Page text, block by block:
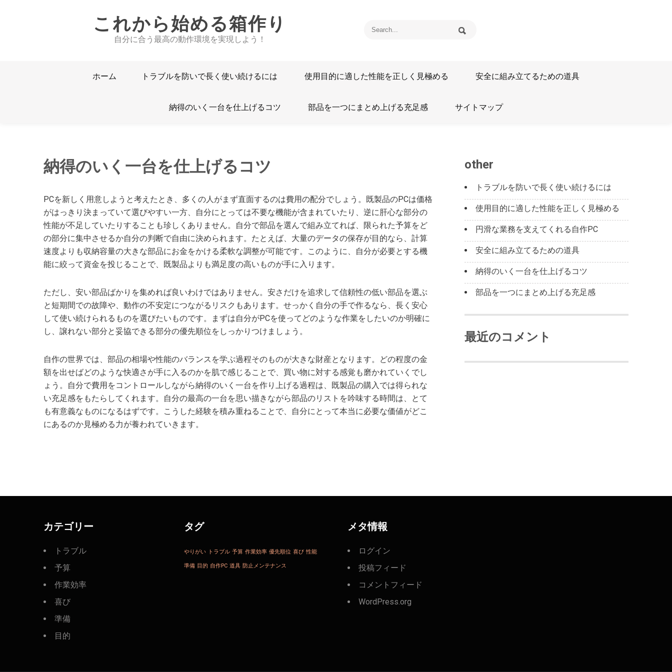
これから始める箱作り
自分に合う最高の動作環境を実現しよう！
ホーム トラブルを防いで長く使い続けるには 使用目的に適した性能を正しく見極める 安全に組み立てるための道具
納得のいく一台を仕上げるコツ 部品を一つにまとめ上げる充足感 サイトマップ
納得のいく一台を仕上げるコツ
PCを新しく用意しようと考えたとき、多くの人がまず直面するのは費用の配分でしょう。既製品のPCは価格
がはっきり決まっていて選びやすい一方、自分にとっては不要な機能が含まれていたり、逆に肝心な部分の
性能が不足していたりすることも珍しくありません。自分で部品を選んで組み立てれば、限られた予算をど
の部分に集中させるか自分の判断で自由に決められます。たとえば、大量のデータの保存が目的なら、計算
速度よりも収納容量の大きな部品にお金をかける柔軟な調整が可能です。このように、自分が必要とする機
能に絞って資金を投じることで、既製品よりも満足度の高いものが手に入ります。
ただし、安い部品ばかりを集めれば良いわけではありません。安さだけを追求して信頼性の低い部品を選ぶ
と短期間での故障や、動作の不安定につながるリスクもあります。せっかく自分の手で作るなら、長く安心
して使い続けられるものを選びたいものです。まずは自分がPCを使ってどのような作業をしたいのか明確に
し、譲れない部分と妥協できる部分の優先順位をしっかりつけましょう。
自作の世界では、部品の相場や性能のバランスを学ぶ過程そのものが大きな財産となります。どの程度の金
額を出せばどのような快適さが手に入るのかを肌で感じることで、買い物に対する感覚も磨かれていくでし
ょう。自分で費用をコントロールしながら納得のいく一台を作り上げる過程は、既製品の購入では得られな
い充足感をもたらしてくれます。自分の最高の一台を思い描きながら部品のリストを吟味する時間は、とて
も有意義なものになるはずです。こうした経験を積み重ねることで、自分にとって本当に必要な価値がどこ
にあるのか見極める力が養われていきます。
other
トラブルを防いで長く使い続けるには
使用目的に適した性能を正しく見極める
円滑な業務を支えてくれる自作PC
安全に組み立てるための道具
納得のいく一台を仕上げるコツ
部品を一つにまとめ上げる充足感
最近のコメント
カテゴリー
トラブル
予算
作業効率
喜び
準備
目的
タグ
やりがい トラブル 予算 作業効率 優先順位 喜び 性能
準備 目的 自作PC 道具 防止メンテナンス
メタ情報
ログイン
投稿フィード
コメントフィード
WordPress.org